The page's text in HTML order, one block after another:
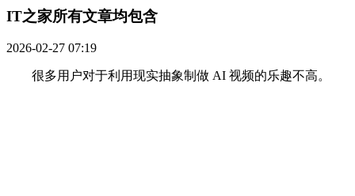
IT之家所有文章均包含​
2026-02-27 07:19
很多用户对于利用现实抽象制做 AI 视频的乐趣不高。